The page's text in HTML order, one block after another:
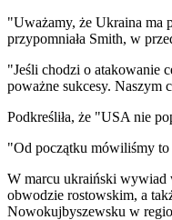
"Uważamy, że Ukraina ma
przypomniała Smith, w
"Jeśli chodzi o atakowanie
poważne sukcesy. Naszym
Podkreśliła, że "USA nie
"Od początku mówiliśmy to
W marcu ukraiński wywiad
obwodzie rostowskim, a
Nowokujbyszewsku w